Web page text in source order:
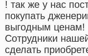
! так же у нас
покупать
выгодным ценам!
Cотрудники
сделать